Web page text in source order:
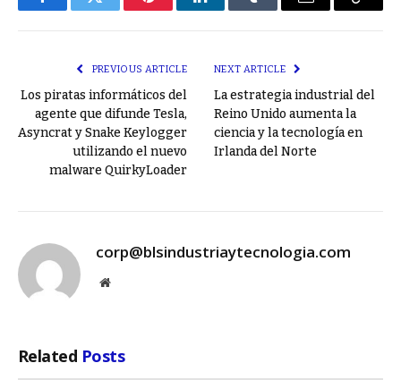
FacebookTwitter PinterestLinkedInTumblr Email
Copy
PREVIOUS ARTICLE
Los piratas informáticos del
agente que difunde Tesla,
Asyncrat y Snake Keylogger
utilizando el nuevo
malware QuirkyLoader
NEXT ARTICLE
La estrategia industrial del
Reino Unido aumenta la
ciencia y la tecnología en
Irlanda del Norte
corp@blsindustriaytecnologia.com
Website
Related Posts